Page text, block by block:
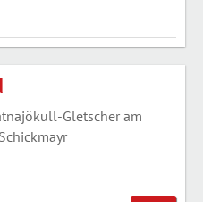
Gletscher am